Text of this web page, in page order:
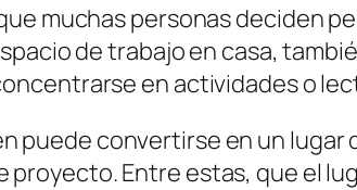
muchas personas deciden
de trabajo en casa,
en actividades o
puede convertirse en un lugar
Entre estas, que el